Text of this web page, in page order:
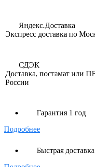
Яндекс.Доставка
Экспресс доставка по
СДЭК
Доставка, постамат или
России
Гарантия 1 год
Подробнее
Быстрая доставка